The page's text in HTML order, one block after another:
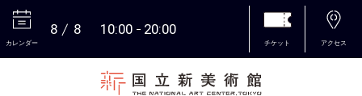
カレンダー
8 8 10:00 20:00
チケット アクセス